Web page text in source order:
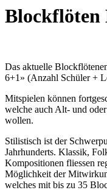
Blockflöten
Das aktuelle
6+1» (Anzahl Schüler +
Mitspielen können
welche auch Alt- und
wollen.
Stilistisch ist der
Jahrhunderts. Klassik,
Kompositionen fliessen
Möglichkeit der
welches mit bis zu 35